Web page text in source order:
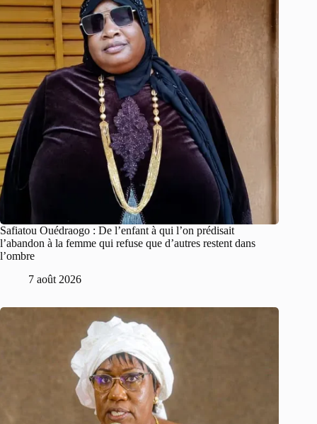
Safiatou Ouédraogo : De l’enfant à qui l’on prédisait
l’abandon à la femme qui refuse que d’autres restent dans
l’ombre
7 août 2026